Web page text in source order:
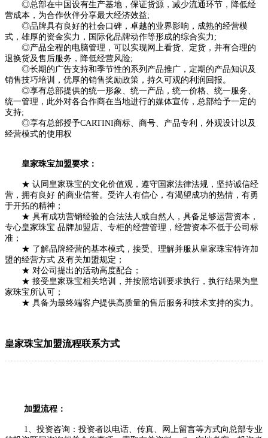
◎总部在中国设有生产基地，保证货源，减少流通环节，降低经
营成本，为合作伙伴分享最大经济效益;
◎品牌具有良好的社会口碑，卓越的业界影响，成熟的经营模
式，雄厚的资金实力，国际化品牌动作等形成的综合实力;
◎产品全程的电脑管理，可以实现网上看货、定货，并有合理的
退换货及售后服务，降低经营风险;
◎长期的广告支持和季节性的系列产品推广，定期的产品知识及
销售技巧培训，优厚的销售奖励政策，持久可观的利润回报。
◎享有总部提供的统一形象、统一产品，统一价格、统一服务、
统一管理，此外对各合作商在当地进行的媒体宣传，总部给予一定的
支持;
◎享有总部授予CARTINI商标、商号、产品专利，外观设计以及
经营模式的使用权
皇家珠宝加盟要求：
★ 认同皇家珠宝的文化价值观，遵守国家法律法规，坚持诚信经
营，拥有良好 的商业信誉。受许人有信心，有渴望成功的热情，有勇
于开拓的精神；
★ 具有成功营销经验的合法法人或自然人，具备足够运营资本，
专心皇家珠宝 品牌加盟店、专柜的经营管理，经营资本不低于公司标
准；
★ 了解品牌经营的基本模式，接受、理解并服从皇家珠宝特许加
盟的经营方式 及有关加盟规定；
★ 对公司提出的活动高度配合；
★ 接受皇家珠宝相关培训，并按照培训要求执行，执行结果为皇
家珠宝所认可；
★ 具备为最终端客户提供高质量的售后服务和技术支持的实力。
皇家珠宝加盟流程联系方式
加盟流程：
1、投资咨询：投资者以电话、传真、网上留言等方式向总部专业